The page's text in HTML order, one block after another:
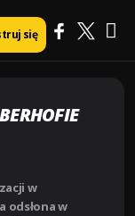
się
w
odsłona w